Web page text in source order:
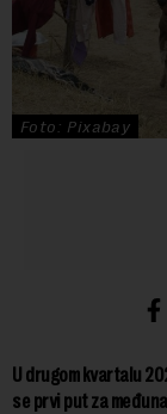
Foto: Pixabay
U drugom kvartalu
se prvi put za